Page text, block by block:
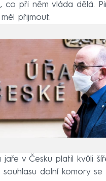
co při něm vláda dělá.
měl přijmout.
jaře v Česku platil kvůli
souhlasu dolní komory